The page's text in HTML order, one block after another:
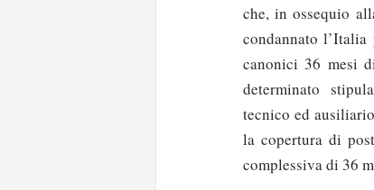
che, in ossequio
condannato
canonici 36 mesi
determinato
tecnico ed
la copertura di
complessiva di 36